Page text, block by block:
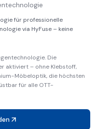
für professionelle
via HyFuse – keine
Die
aktiviert – ohne Klebstoff,
Möbeloptik, die höchsten
für alle OTT-